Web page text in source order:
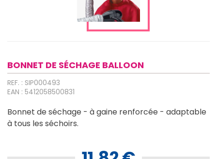
BONNET DE SÉCHAGE BALLOON
REF. : SIP000493
EAN : 5412058500831
Bonnet de séchage - à gaine renforcée - adaptable
à tous les séchoirs.